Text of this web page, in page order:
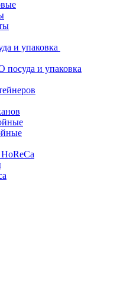
и упаковка
посуда и упаковка